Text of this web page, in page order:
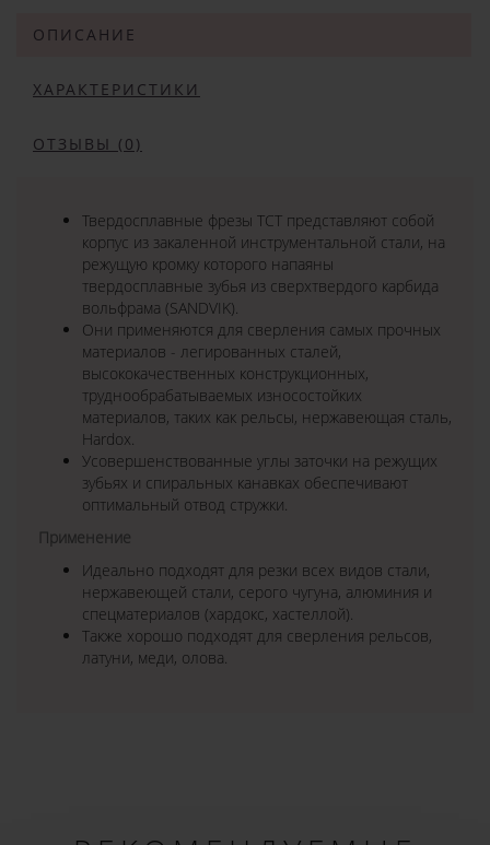
ОПИСАНИЕ
ХАРАКТЕРИСТИКИ
ОТЗЫВЫ (0)
Твердосплавные фрезы TCT представляют собой
корпус из закаленной инструментальной стали, на
режущую кромку которого напаяны
твердосплавные зубья из сверхтвердого карбида
вольфрама (SANDVIK).
Они применяются для сверления самых прочных
материалов - легированных сталей,
высококачественных конструкционных,
труднообрабатываемых износостойких
материалов, таких как рельсы, нержавеющая сталь,
Hardox.
Усовершенствованные углы заточки на режущих
зубьях и спиральных канавках обеспечивают
оптимальный отвод стружки.
Применение
Идеально подходят для резки всех видов стали,
нержавеющей стали, серого чугуна, алюминия и
спецматериалов (хардокс, хастеллой).
Также хорошо подходят для сверления рельсов,
латуни, меди, олова.